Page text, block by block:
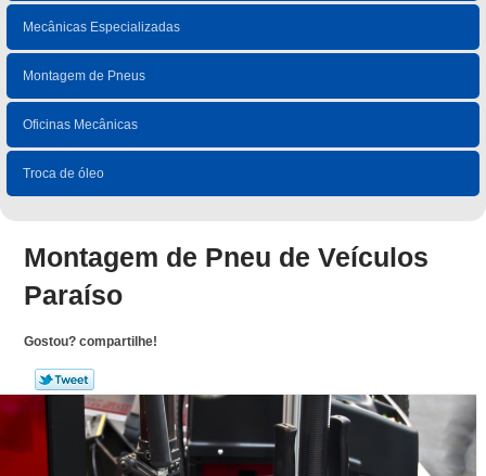
Mecânicas Especializadas
Montagem de Pneus
Oficinas Mecânicas
Troca de óleo
Montagem de Pneu de Veículos
Paraíso
Gostou? compartilhe!